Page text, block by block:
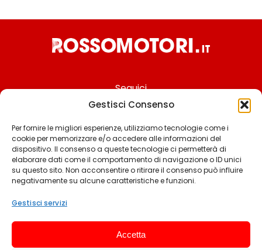
Gestisci Consenso
Per fornire le migliori esperienze, utilizziamo tecnologie come i
cookie per memorizzare e/o accedere alle informazioni del
dispositivo. Il consenso a queste tecnologie ci permetterà di
elaborare dati come il comportamento di navigazione o ID unici
su questo sito. Non acconsentire o ritirare il consenso può influire
negativamente su alcune caratteristiche e funzioni.
Gestisci servizi
Accetta
Seguici
Chi siamo
Contattaci
Termini & Condizioni
Privacy policy